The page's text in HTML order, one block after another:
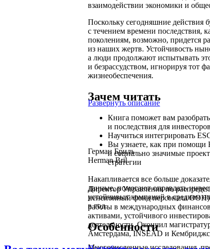
взаимодействии экономики и
Поскольку сегодняшние действия
с течением времени последствия,
поколениям, возможно, придется
из наших жертв. Устойчивость
а люди продолжают испытывать
и безрассудством, игнорируя тот
жизнеобеспечения.
Зачем читать
Книга поможет вам
и последствия для
Научиться интегрировать
Вы узнаете, как при помощи
и социально значимые
стратегии
Накапливается все больше
данные, помогают оправдать
устойчивых компаний в среднем
в год.
Особенности
Развернуть описание
Герман Бриль
Herman Bril
Директор Управления по
пенсионный фонд персонала ООН)
работы в международных
активами, устойчивого
деятельности. Окончил
Амстердама, INSEAD и